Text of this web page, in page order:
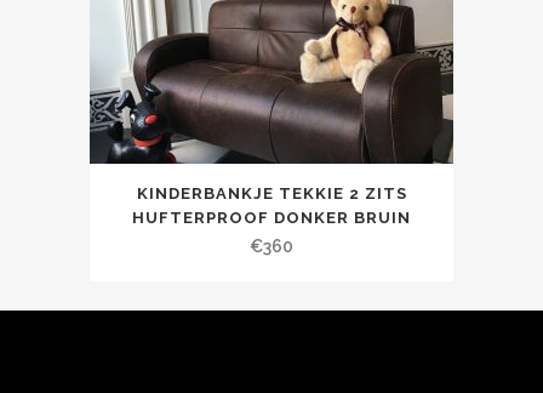
KINDERBANKJE TEKKIE 2 ZITS
HUFTERPROOF DONKER BRUIN
€360